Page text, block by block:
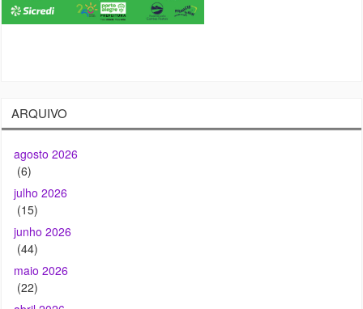
(6)
julho 2026
junho 2026
(44)
maio 2026
(22)
abril 2026
(21)
março 2026
(20)